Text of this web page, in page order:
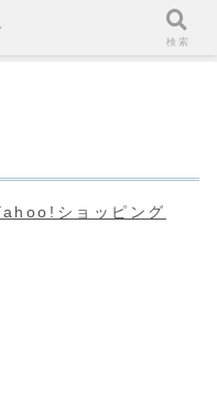
ショッピング
検索